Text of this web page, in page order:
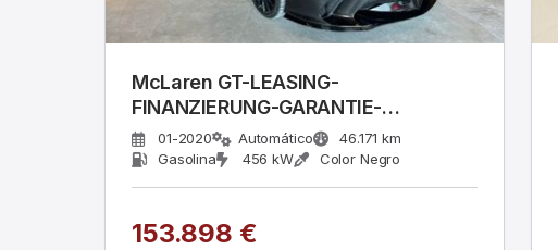
McLaren GT-LEASING-
FINANZIERUNG-GARANTIE-
WARTUNG NEU-
01-2020 Automático
46.171 km
Gasolina
456 kW Color Negro
153.898 €